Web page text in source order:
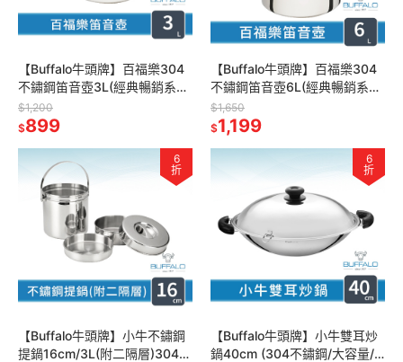
【Buffalo牛頭牌】百福樂304
不鏽鋼笛音壺3L(經典暢銷系
列/SGS認證安全無毒/煮水
壺/IH電磁爐適用)
$1,200
$899
【Buffalo牛頭牌】百福樂304
不鏽鋼笛音壺6L(經典暢銷系
列/SGS認證安全無毒/煮水
壺/IH電磁爐適用)
$1,650
$1,199
6
折
【Buffalo牛頭牌】小牛不鏽鋼
提鍋16cm/3L(附二隔層)304不
6
折
【Buffalo牛頭牌】小牛雙耳炒
鍋40cm (304不鏽鋼/大容量/